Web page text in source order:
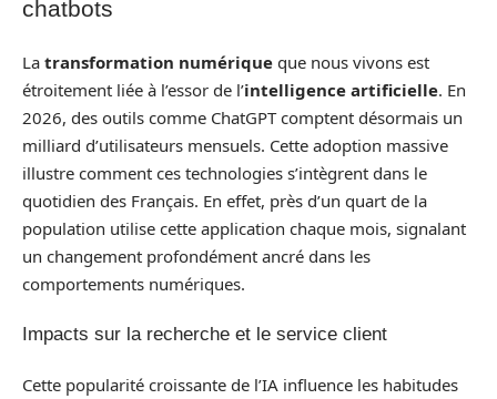
chatbots
La transformation numérique que nous vivons est
étroitement liée à l’essor de l’intelligence artificielle. En
2026, des outils comme ChatGPT comptent désormais un
milliard d’utilisateurs mensuels. Cette adoption massive
illustre comment ces technologies s’intègrent dans le
quotidien des Français. En effet, près d’un quart de la
population utilise cette application chaque mois, signalant
un changement profondément ancré dans les
comportements numériques.
Impacts sur la recherche et le service client
Cette popularité croissante de l’IA influence les habitudes